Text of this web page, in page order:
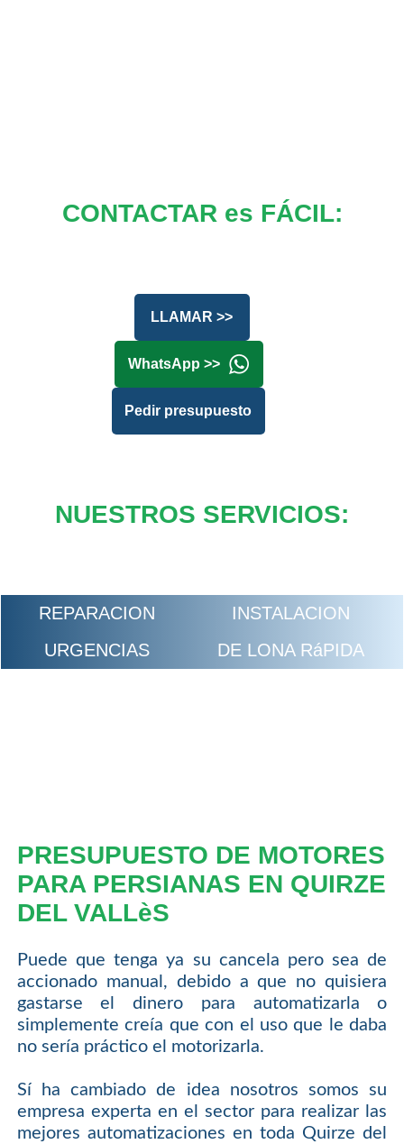
CONTACTAR es FÁCIL:
LLAMAR >>
WhatsApp >>
Pedir presupuesto
NUESTROS SERVICIOS:
REPARACION
INSTALACION
URGENCIAS
DE LONA RáPIDA
PRESUPUESTO DE MOTORES
PARA PERSIANAS EN QUIRZE
DEL VALLèS
Puede que tenga ya su cancela pero sea de
accionado manual, debido a que no quisiera
gastarse el dinero para automatizarla o
simplemente creía que con el uso que le daba
no sería práctico el motorizarla.
Sí ha cambiado de idea nosotros somos su
empresa experta en el sector para realizar las
mejores automatizaciones en toda Quirze del